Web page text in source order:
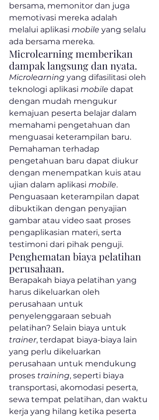
bersama, memonitor dan juga
memotivasi mereka adalah
melalui aplikasi mobile yang selalu
ada bersama mereka.
Microlearning memberikan
dampak langsung dan nyata.
Microlearning yang difasilitasi oleh
teknologi aplikasi mobile dapat
dengan mudah mengukur
kemajuan peserta belajar dalam
memahami pengetahuan dan
menguasai keterampilan baru.
Pemahaman terhadap
pengetahuan baru dapat diukur
dengan menempatkan kuis atau
ujian dalam aplikasi mobile.
Penguasaan keterampilan dapat
dibuktikan dengan penyajian
gambar atau video saat proses
pengaplikasian materi, serta
testimoni dari pihak penguji.
Penghematan biaya pelatihan
perusahaan.
Berapakah biaya pelatihan yang
harus dikeluarkan oleh
perusahaan untuk
penyelenggaraan sebuah
pelatihan? Selain biaya untuk
trainer, terdapat biaya-biaya lain
yang perlu dikeluarkan
perusahaan untuk mendukung
proses training, seperti biaya
transportasi, akomodasi peserta,
sewa tempat pelatihan, dan waktu
kerja yang hilang ketika peserta